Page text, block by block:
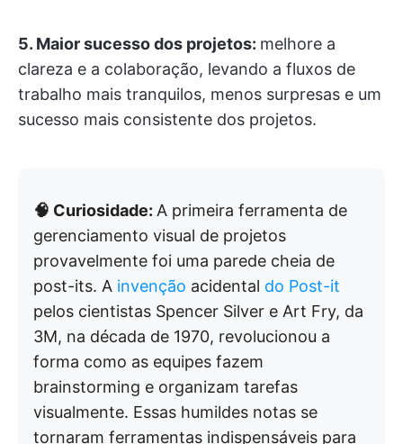
5. Maior sucesso dos projetos: melhore a
clareza e a colaboração, levando a fluxos de
trabalho mais tranquilos, menos surpresas e um
sucesso mais consistente dos projetos.
🧠 Curiosidade: A primeira ferramenta de
gerenciamento visual de projetos
provavelmente foi uma parede cheia de
post-its. A invenção acidental do Post-it
pelos cientistas Spencer Silver e Art Fry, da
3M, na década de 1970, revolucionou a
forma como as equipes fazem
brainstorming e organizam tarefas
visualmente. Essas humildes notas se
tornaram ferramentas indispensáveis para